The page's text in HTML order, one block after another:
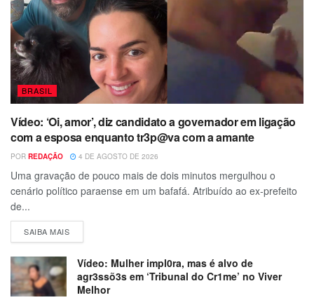
BRASIL
Vídeo: ‘Oi, amor’, diz candidato a governador em ligação
com a esposa enquanto tr3p@va com a amante
POR REDAÇÃO 4 DE AGOSTO DE 2026
Uma gravação de pouco mais de dois minutos mergulhou o
cenário político paraense em um bafafá. Atribuído ao ex-prefeito
de...
SAIBA MAIS
Vídeo: Mulher impl0ra, mas é alvo de
agr3ssõ3s em ‘Tribunal do Cr1me’ no Viver
Melhor